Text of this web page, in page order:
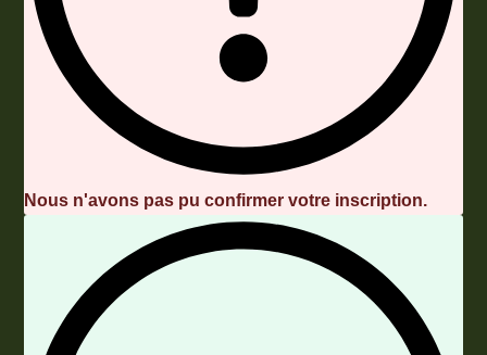
Nous n'avons pas pu confirmer votre inscription.